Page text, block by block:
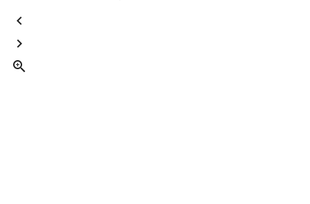


